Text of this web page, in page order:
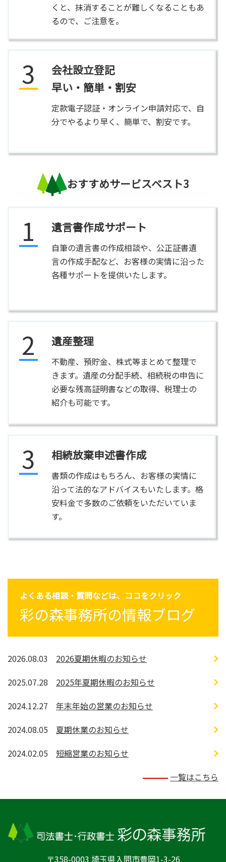
くと、抹消することが難しくなることもあ
るので、ご注意を。
3
会社設立登記
早い・簡単・割安
定款電子認証・オンライン申請対応で、自
分でやるより早く、簡単で、割安です。
おすすめサービスベスト3
1 遺言書作成サポート
自筆の遺言書の作成相談や、公正証書遺
言の作成手配など、お客様の実情に沿った
各種サポートを提供いたします。
2 遺産整理
不動産、預貯金、株式等まとめて整理で
きます。遺産の分配手続、相続税の申告に
必要な残高証明書などの取得、税理士の
紹介も可能です。
3 相続放棄申述書作成
書類の作成はもちろん、お客様の実情に
沿って法的なアドバイスもいたします。格
安料金で多数のご依頼をいただいていま
す。
よくある相談・質問などは、ココをクリック
彩の森事務所の情報ブログ
2026.08.03 2026夏期休暇のお知らせ
2025.07.28 2025年夏期休暇のお知らせ
2024.12.27 年末年始の営業のお知らせ
2024.08.05 夏期休業のお知らせ
2024.02.05 短縮営業のお知らせ
一覧はこちら
〒358-0003 埼玉県入間市豊岡1-3-26